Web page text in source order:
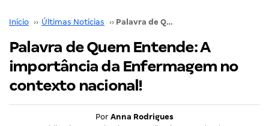
Início ›› Últimas Notícias ›› Palavra de Quem Entende: A importância da Enfermagem no contexto nacional!
Palavra de Quem Entende: A
importância da Enfermagem no
contexto nacional!
Por Anna Rodrigues